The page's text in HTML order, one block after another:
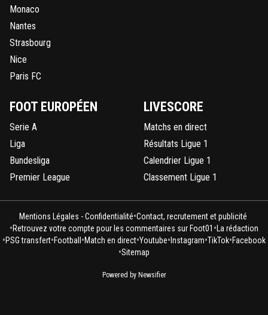
Monaco
Nantes
Strasbourg
Nice
Paris FC
FOOT EUROPÉEN
Serie A
Liga
Bundesliga
Premier League
LIVESCORE
Matchs en direct
Résultats Ligue 1
Calendrier Ligue 1
Classement Ligue 1
Mentions Légales - Confidentialité•Contact, recrutement et publicité
•Retrouvez votre compte pour les commentaires sur Foot01 • La rédaction
•PSG transfert•Football •Match en direct•Youtube• Instagram•TikTok•Facebook
•Sitemap
Powered by Newsifier